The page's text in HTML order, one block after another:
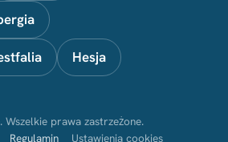
Hesja
prawa zastrzeżone.
Regulamin Ustawienia cookies